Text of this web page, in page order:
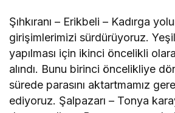
Şıhkıranı – Erikbeli – Kadırga
girişimlerimizi sürdürüyoruz.
yapılması için ikinci öncelikli
alındı. Bunu birinci öncelikliye
sürede parasını aktartmamız
ediyoruz. Şalpazarı – Tonya